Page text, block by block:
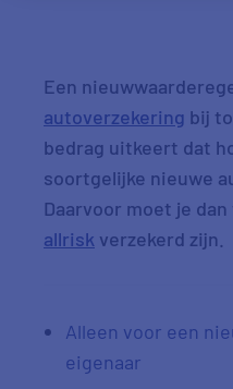
Een
autoverzekering bij
bedrag uitkeert dat
soortgelijke nieuwe
Daarvoor moet je
allrisk verzekerd zijn.
Alleen voor een
eigenaar